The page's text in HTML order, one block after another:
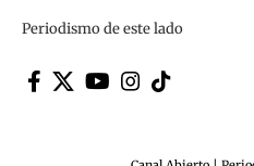
Periodismo de este lado